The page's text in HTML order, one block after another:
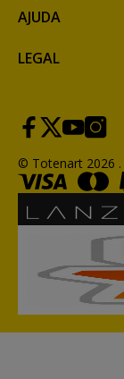
AJUDA
LEGAL
© Totenart 2026 .